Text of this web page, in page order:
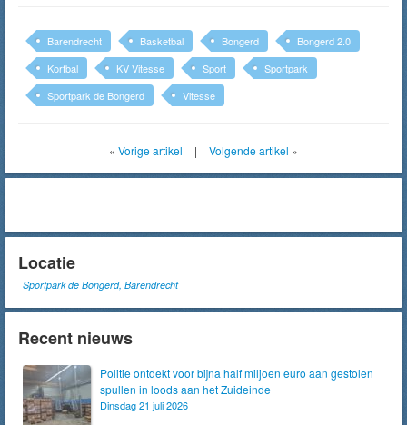
Barendrecht Basketbal Bongerd
Bongerd 2.0
Korfbal
KV Vitesse Sport
Sportpark
Sportpark de Bongerd
Vitesse
« Vorige artikel | Volgende artikel »
Locatie
Sportpark de Bongerd, Barendrecht
Recent nieuws
Politie ontdekt voor bijna half miljoen euro aan gestolen
spullen in loods aan het Zuideinde
Dinsdag 21 juli 2026